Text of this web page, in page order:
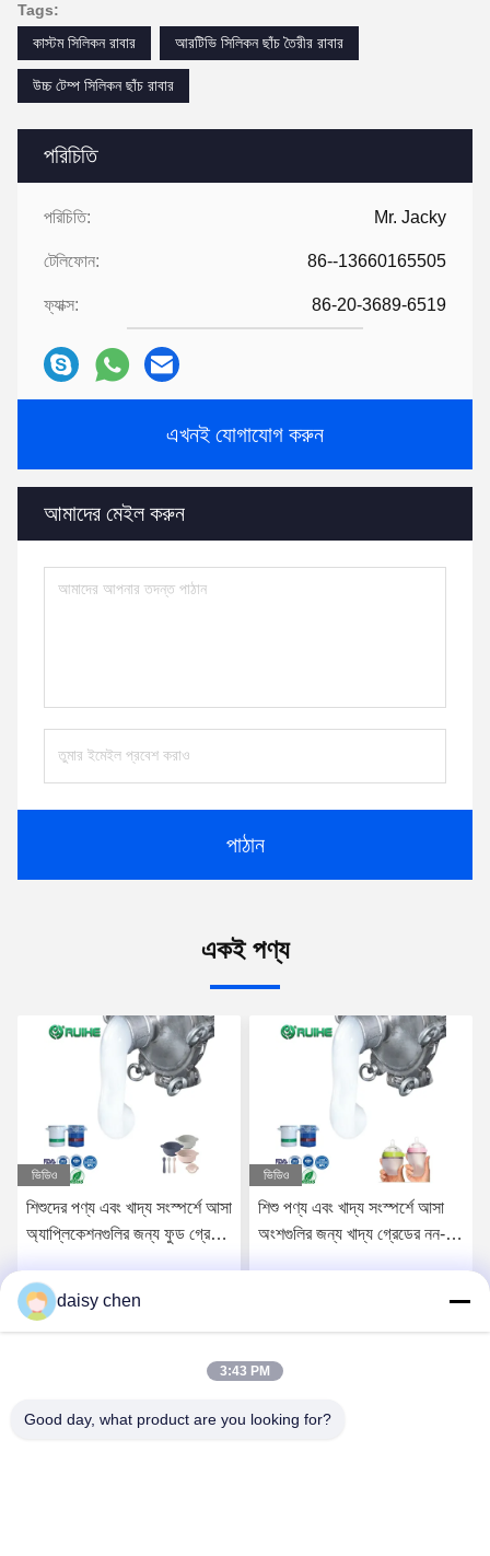
পরিচিতি
পরিচিতি: Mr. Jacky
টেলিফোন: 86--13660165505
ফ্যাক্স: 86-20-3689-6519
এখনই যোগাযোগ করুন
আমাদের মেইল ​​করুন
পাঠান
Tags:
কাস্টম সিলিকন রাবার
আরটিভি সিলিকন ছাঁচ তৈরীর রাবার
উচ্চ টেম্প সিলিকন ছাঁচ রাবার
একই পণ্য
ভিডিও
শিশুদের পণ্য এবং খাদ্য সংস্পর্শে আসা
অ্যাপ্লিকেশনগুলির জন্য ফুড গ্রেড
রাবার
সেরা মূল্য পান
ভিডিও
শিশু পণ্য এবং খাদ্য সংস্পর্শে আসা
অংশগুলির জন্য খাদ্য গ্রেডের নন-
daisy chen
3:43 PM
Good day, what product are you looking for?